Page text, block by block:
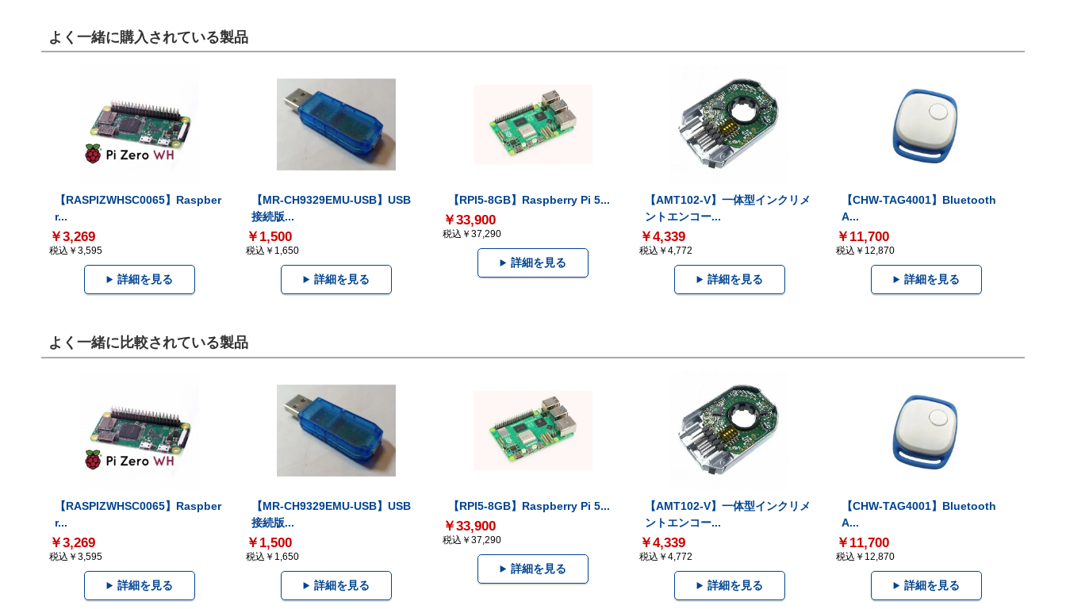
よく一緒に購入されている製品
【RASPIZWHSC0065】Raspber
r...
￥3,269
税込￥3,595
詳細を見る
【MR-CH9329EMU-USB】USB
接続版...
￥1,500
税込￥1,650
詳細を見る
【RPI5-8GB】Raspberry Pi 5...
￥33,900
税込￥37,290
詳細を見る
【AMT102-V】一体型インクリメ
ントエンコー...
￥4,339
税込￥4,772
詳細を見る
【CHW-TAG4001】Bluetooth
A...
￥11,700
税込￥12,870
詳細を見る
よく一緒に比較されている製品
【RASPIZWHSC0065】Raspber
r...
￥3,269
税込￥3,595
詳細を見る
【MR-CH9329EMU-USB】USB
接続版...
￥1,500
税込￥1,650
詳細を見る
【RPI5-8GB】Raspberry Pi 5...
￥33,900
税込￥37,290
詳細を見る
【AMT102-V】一体型インクリメ
ントエンコー...
￥4,339
税込￥4,772
詳細を見る
【CHW-TAG4001】Bluetooth
A...
￥11,700
税込￥12,870
詳細を見る